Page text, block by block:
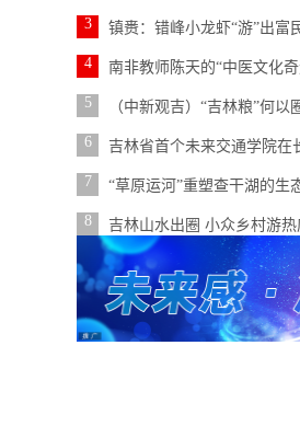
3 镇赉：错峰小龙虾“游”出富
4 南非教师陈天的“中医文化
5 （中新观吉）“吉林粮”何以
6 吉林省首个未来交通学院在
7 “草原运河”重塑查干湖的生
8 吉林山水出圈 小众乡村游